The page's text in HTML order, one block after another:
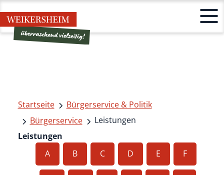
Startseite
Bürgerservice & Politik
Bürgerservice
Leistungen
Leistungen
A
B C D E F